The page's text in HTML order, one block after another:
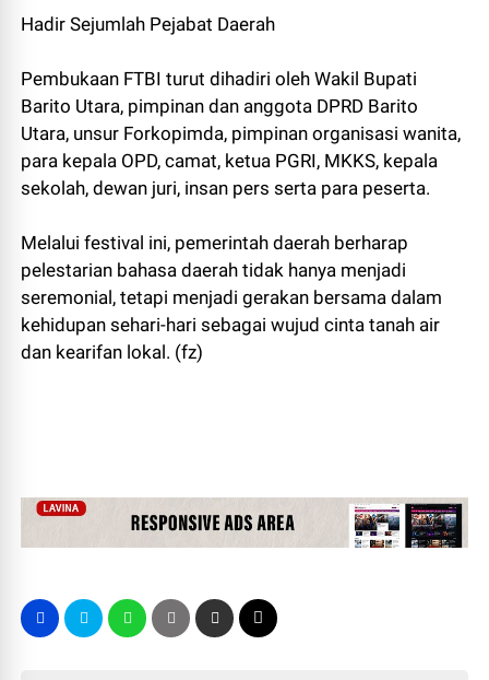
Hadir Sejumlah Pejabat Daerah
Pembukaan FTBI turut dihadiri oleh Wakil Bupati
Barito Utara, pimpinan dan anggota DPRD Barito
Utara, unsur Forkopimda, pimpinan organisasi wanita,
para kepala OPD, camat, ketua PGRI, MKKS, kepala
sekolah, dewan juri, insan pers serta para peserta.
Melalui festival ini, pemerintah daerah berharap
pelestarian bahasa daerah tidak hanya menjadi
seremonial, tetapi menjadi gerakan bersama dalam
kehidupan sehari-hari sebagai wujud cinta tanah air
dan kearifan lokal. (fz)